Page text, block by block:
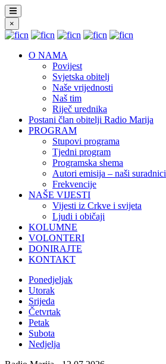
×
O NAMA
Povijest
Svjetska obitelj
Naše vrijednosti
Naš tim
Riječ urednika
Postani član obitelji Radio Marija
PROGRAM
Stupovi programa
Tjedni program
Programska shema
Autori emisija – naši suradnici
Frekvencije
NAŠE VIJESTI
Vijesti iz Crkve i svijeta
Ljudi i običaji
KOLUMNE
VOLONTERI
DONIRAJTE
KONTAKT
Ponedjeljak
Utorak
Srijeda
Četvrtak
Petak
Subota
Nedjelja